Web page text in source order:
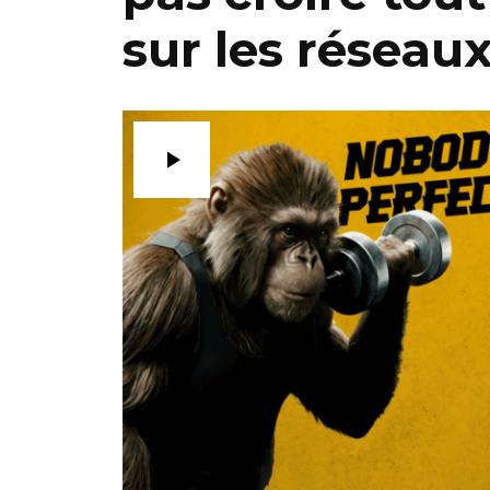
sur les